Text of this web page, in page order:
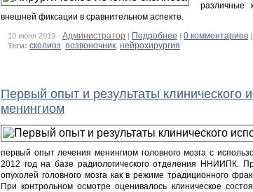
различные
внешней фиксации в сравнительном аспекте.
10 июня 2019 - Администратор | Подробнее | 0 комментариев
Теги: сколиоз позвоночник нейрохирургия
Первый опыт и результаты клинического
менингиом
первый опыт лечения менингиом головного мозга с
2012 год на базе радиологического отделения ННИИПК.
опухолей головного мозга как в режиме традиционного
При контрольном осмотре оценивалось клиническое